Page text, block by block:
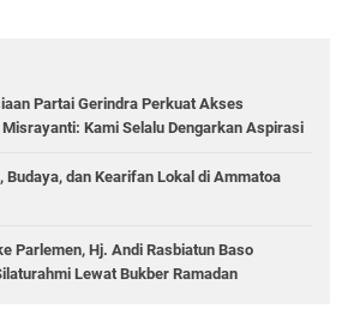
Partai Gerindra Perkuat Akses
Kami Selalu Dengarkan Aspirasi
Budaya, dan Kearifan Lokal di Ammatoa
Parlemen, Hj. Andi Rasbiatun Baso
Lewat Bukber Ramadan